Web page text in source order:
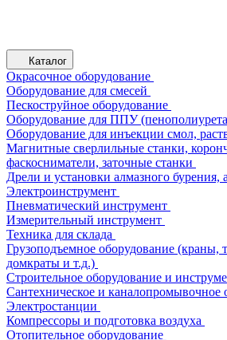
Каталог
Окрасочное оборудование
Оборудование для смесей
Пескоструйное оборудование
Оборудование для ППУ
Оборудование для инъекции смол,
Магнитные сверлильные станки,
фаскосниматели, заточные станки
Дрели и установки алмазного бурения,
Электроинструмент
Пневматический инструмент
Измерительный инструмент
Техника для склада
Грузоподъемное оборудование (краны,
домкраты и т.д.)
Строительное оборудование и
Сантехническое и каналопромывочное
Электростанции
Компрессоры и подготовка воздуха
Отопительное оборудование